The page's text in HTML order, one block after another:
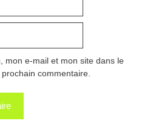
mon e-mail et mon site dans le
commentaire.